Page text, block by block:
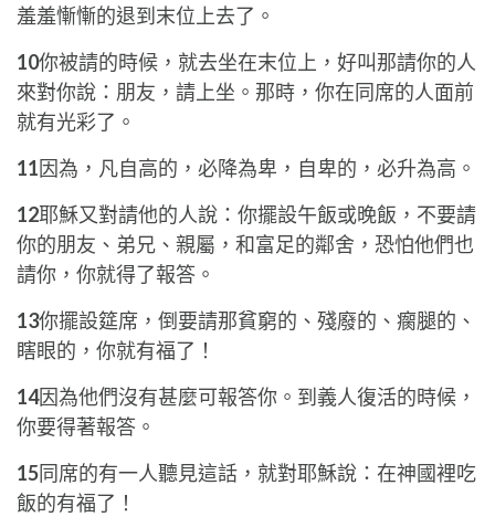
羞羞慚慚的退到末位上去了。
10你被請的時候，就去坐在末位上，好叫那請你的人
來對你說：朋友，請上坐。那時，你在同席的人面前
就有光彩了。
11因為，凡自高的，必降為卑，自卑的，必升為高。
12耶穌又對請他的人說：你擺設午飯或晚飯，不要請
你的朋友、弟兄、親屬，和富足的鄰舍，恐怕他們也
請你，你就得了報答。
13你擺設筵席，倒要請那貧窮的、殘廢的、瘸腿的、
瞎眼的，你就有福了！
14因為他們沒有甚麼可報答你。到義人復活的時候，
你要得著報答。
15同席的有一人聽見這話，就對耶穌說：在神國裡吃
飯的有福了！